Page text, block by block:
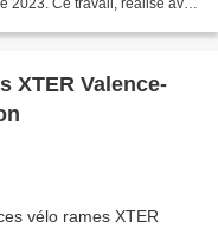
2023. Ce travail, réalisé avec
XTER Valence-